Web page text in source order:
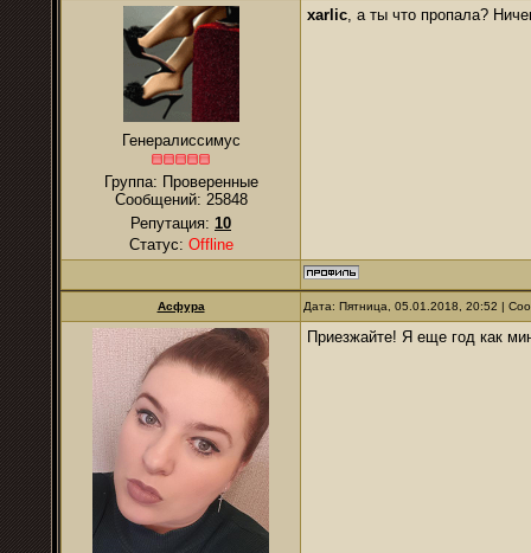
Генералиссимус
Группа: Проверенные
Сообщений: 25848
Репутация: 10
Статус: Offline
xarlic, а ты что пропала?
Асфура Дата: Пятница, 05.01.2018, 20:52 |
Приезжайте! Я еще год как